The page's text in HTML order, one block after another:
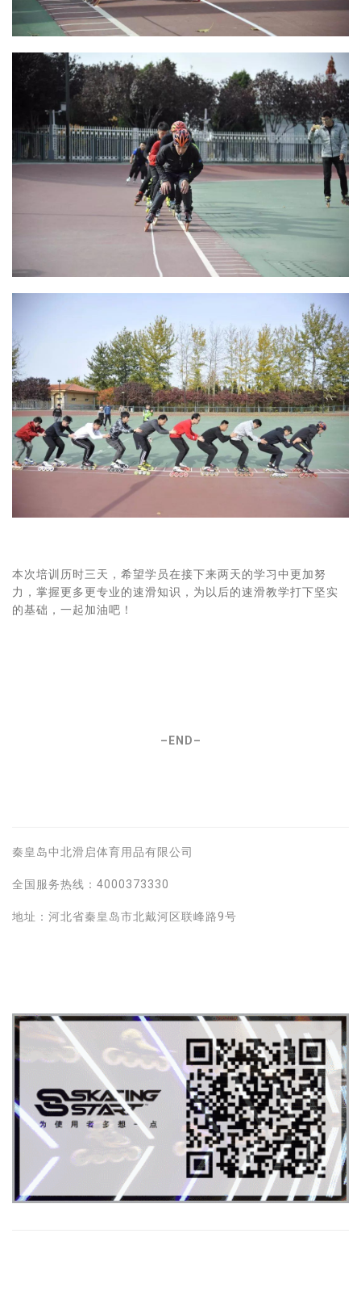
本次培训历时三天，希望学员在接下来两天的学习中更加努
力，掌握更多更专业的速滑知识，为以后的速滑教学打下坚实
的基础，一起加油吧！
–END–
秦皇岛中北滑启体育用品有限公司
全国服务热线：4000373330
地址：河北省秦皇岛市北戴河区联峰路9号